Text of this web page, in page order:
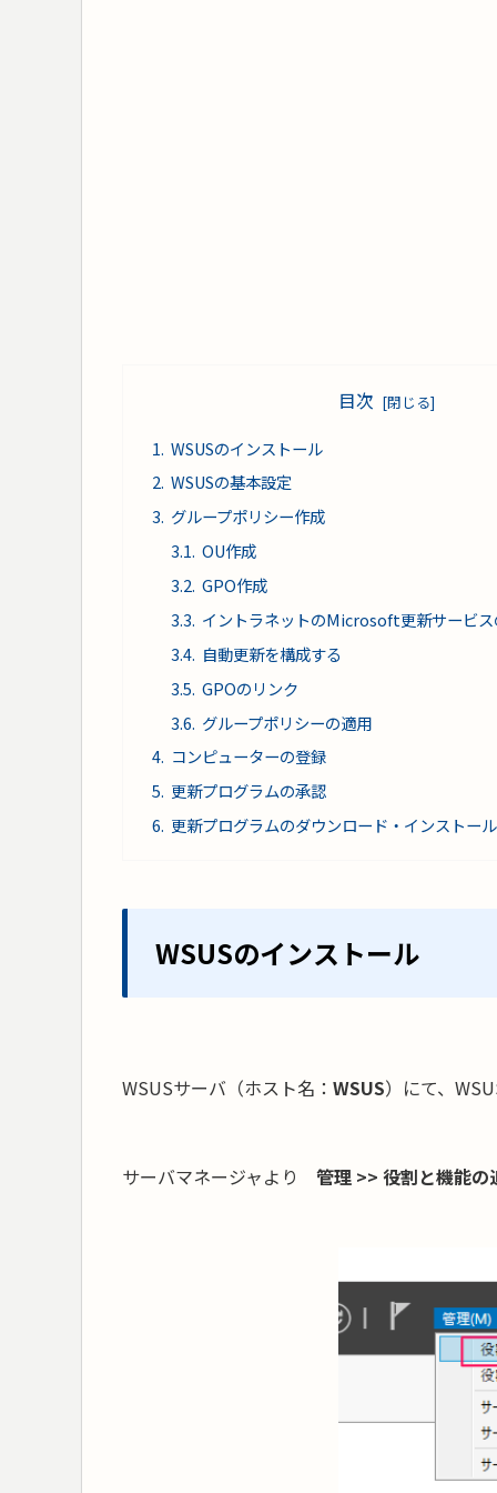
目次
WSUSのインストール
WSUSの基本設定
グループポリシー作成
OU作成
GPO作成
イントラネットのMicrosoft更新サービ
自動更新を構成する
GPOのリンク
グループポリシーの適用
コンピューターの登録
更新プログラムの承認
更新プログラムのダウンロード・インストー
WSUSのインストール
WSUSサーバ（ホスト名： WSUS）にて、
サーバマネージャより 管理 >> 役割と機能の